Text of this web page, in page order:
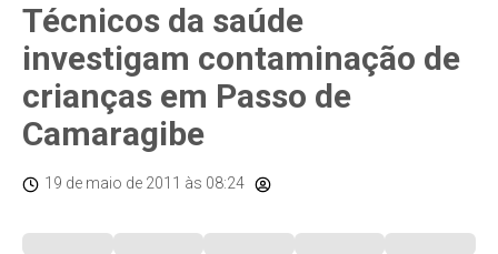
Técnicos da saúde
investigam contaminação de
crianças em Passo de
Camaragibe
19 de maio de 2011 às 08:24